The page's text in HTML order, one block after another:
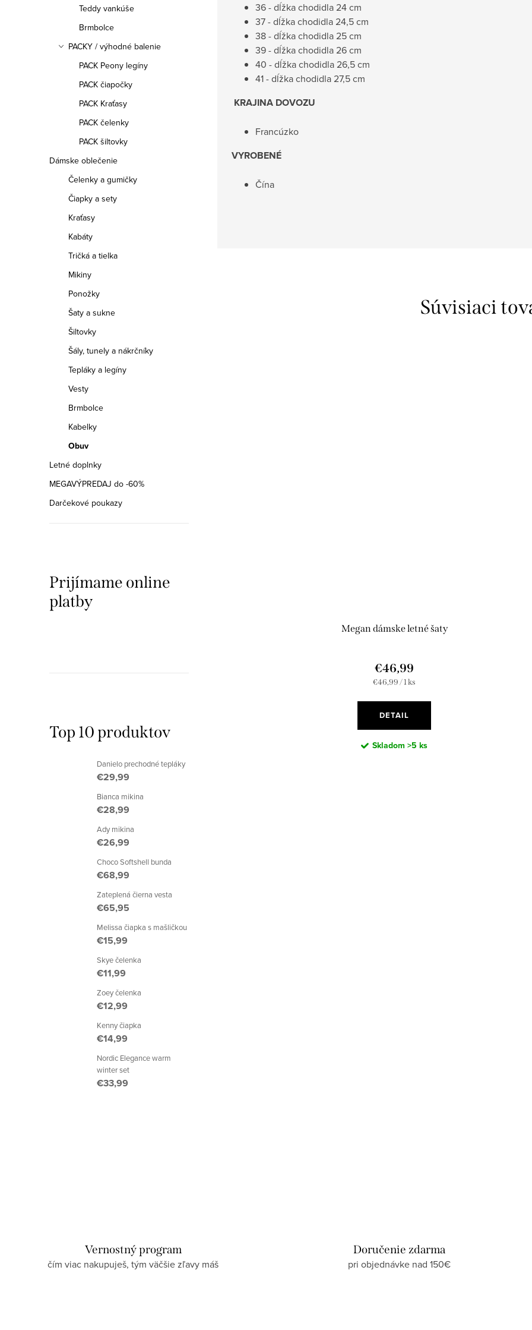
Teddy vankúše
Brmbolce
PACKY / výhodné balenie
PACK Peony legíny
PACK čiapočky
PACK Kraťasy
PACK čelenky
PACK šiltovky
Dámske oblečenie
Čelenky a gumičky
Čiapky a sety
Kraťasy
Kabáty
Tričká a tielka
Mikiny
Ponožky
Šaty a sukne
Šiltovky
Šály, tunely a nákrčníky
Tepláky a legíny
Vesty
Brmbolce
Kabelky
Obuv
Letné doplnky
MEGAVÝPREDAJ do -60%
Darčekové poukazy
Prijímame online
platby
Top 10 produktov
Danielo prechodné tepláky
€29,99
Bianca mikina
€28,99
Ady mikina
€26,99
Choco Softshell bunda
€68,99
Zateplená čierna vesta
€65,95
Melissa čiapka s mašličkou
€15,99
Skye čelenka
€11,99
Zoey čelenka
€12,99
Kenny čiapka
€14,99
Nordic Elegance warm
winter set
€33,99
36 - dĺžka chodidla 24 cm
37 - dĺžka chodidla 24,5 cm
38 - dĺžka chodidla 25 cm
39 - dĺžka chodidla 26 cm
40 - dĺžka chodidla 26,5 cm
41 - dĺžka chodidla 27,5 cm
KRAJINA DOVOZU
Francúzko
VYROBENÉ
Čína
Súvisiaci
Megan dámske letné šaty
€46,99
Jednotková
€46,99 / 1 ks
DETAIL
Skladom >5 ks
Vernostný program
čím viac nakupuješ, tým väčšie zľavy máš
Doručenie zdarma
pri objednávke nad 150€